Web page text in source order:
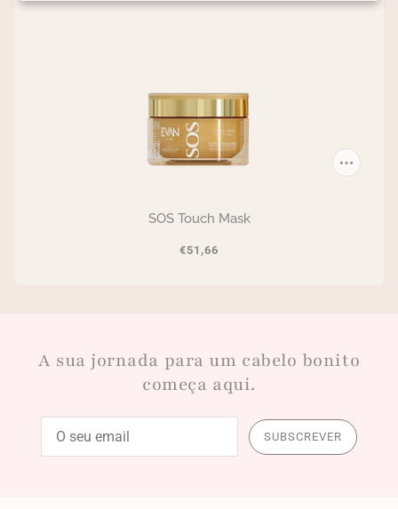
SOS Touch Mask
€51,66
A sua jornada para um cabelo bonito
começa aqui.
SUBSCREVER